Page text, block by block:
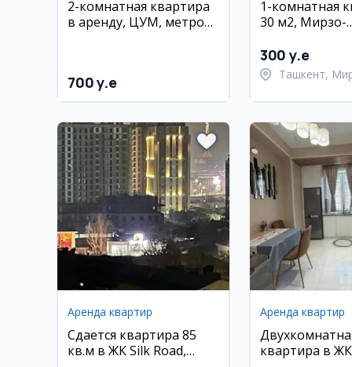
2-комнатная квартира
в аренду, ЦУМ, метро
700 y.e
1-комнатная
30 м2, Мирзо-
300 y.e
Ташкент,
Аренда квартир
Сдается квартира 85
кв.м в ЖК Silk Road,
Аренда квартир
квартира в ЖК